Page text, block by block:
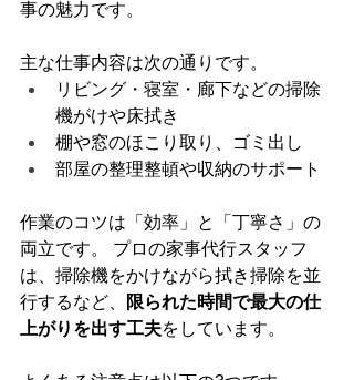
事の魅力です。
主な仕事内容は次の通りです。
リビング・寝室・廊下などの掃除
機がけや床拭き
棚や窓のほこり取り、ゴミ出し
部屋の整理整頓や収納のサポート
作業のコツは「効率」と「丁寧さ」の
両立です。 プロの家事代行スタッフ
は、掃除機をかけながら拭き掃除を並
行するなど、
限られた時間で最大の仕
上がりを出す工夫をしています。